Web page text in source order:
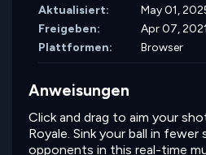
Aktualisiert:
May 01,
Freigeben:
Apr 07, 2021
Plattformen:
Browser
Anweisungen
Click and drag to aim your
Royale. Sink your ball in
opponents in this real-time